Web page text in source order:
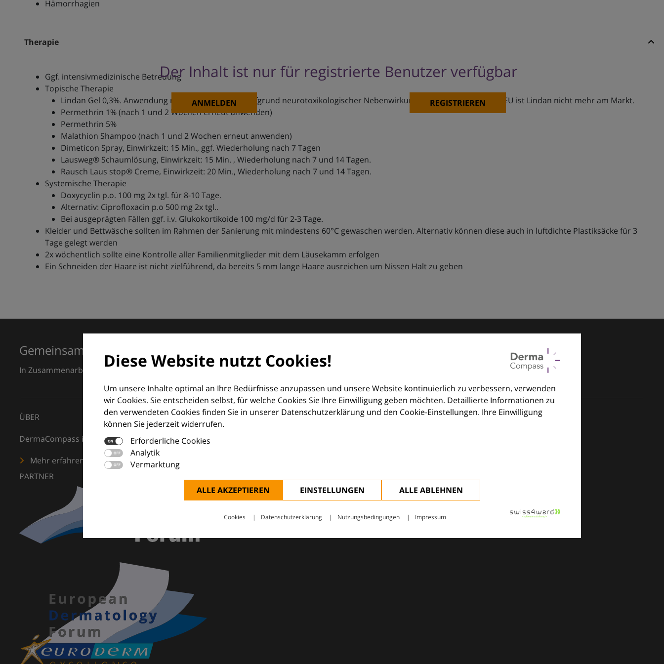
Hämorrhagien
Therapie
Der Inhalt ist nur für registrierte Benutzer verfügbar
ANMELDEN REGISTRIEREN
Ggf. intensivmedizinische Betreuung
Topische Therapie
Lindan Gel 0,3%. Anwendung nicht zu empfehlen, aufgrund neurotoxikologischer Nebenwirkungen. In der Schweiz und EU ist Lindan nicht mehr am Markt.
Permethrin 1% (nach 1 und 2 Wochen erneut anwenden)
Permethrin 5%
Malathion Shampoo (nach 1 und 2 Wochen erneut anwenden)
Dimeticon Spray, Einwirkzeit: 15 Min., ggf. Wiederholung nach 7 Tagen
Lausweg® Schaumlösung, Einwirkzeit: 15 Min. , Wiederholung nach 7 und 14 Tagen.
Rausch Laus stop® Creme, Einwirkzeit: 20 Min., Wiederholung nach 7 und 14 Tagen.
Systemische Therapie
Doxycyclin p.o. 100 mg 2x tgl. für 8-10 Tage.
Alternativ: Ciprofloxacin p.o 500 mg 2x tgl..
Bei ausgeprägten Fällen ggf. i.v. Glukokortikoide 100 mg/d für 2-3 Tage.
Kleider und Bettwäsche sollten im Rahmen der Sanierung mit mindestens 60°C gewaschen werden. Alternativ können diese auch in luftdichte Plastiksäcke für 3
Tage gelegt werden
2x wöchentlich sollte eine Kontrolle aller Familienmitglieder mit dem Läusekamm erfolgen
Ein Schneiden der Haare ist nicht zielführend, da bereits 5 mm lange Haare ausreichen um Nissen Halt zu geben
Diese Website nutzt Cookies!
Um unsere Inhalte optimal an Ihre Bedürfnisse anzupassen und unsere Website kontinuierlich zu verbessern, verwenden
wir Cookies. Sie entscheiden selbst, für welche Cookies Sie Ihre Einwilligung geben möchten. Detaillierte Informationen zu
den verwendeten Cookies finden Sie in unserer Datenschutzerklärung und den Cookie-Einstellungen. Ihre Einwilligung
können Sie jederzeit widerrufen.
Erforderliche Cookies
Analytik
Vermarktung
ALLE AKZEPTIEREN EINSTELLUNGEN ALLE ABLEHNEN
Cookies Datenschutzerklärung Nutzungsbedingungen Impressum
Gemeinsam für Exzellenz in der Dermatologie
In Zusammenarbeit mit dem European Dermatology Forum (EDF) und Euroderm Excellence
ÜBER
DermaCompass ist Ihr digitaler Kompass für die Dermatologie – mit Wissen, Bildern und praktischen Tools für den klinischen Alltag.
Mehr erfahren
PARTNER